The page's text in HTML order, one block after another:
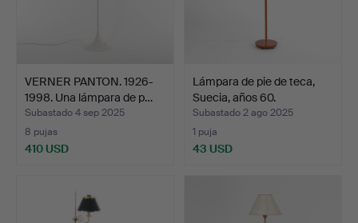
VERNER PANTON. 1926-
1998. Una lámpara de p…
Subastado 4 sep 2025
8 pujas
410 USD
Lámpara de pie de teca,
Suecia, años 60.
Subastado 2 ago 2025
1 puja
43 USD